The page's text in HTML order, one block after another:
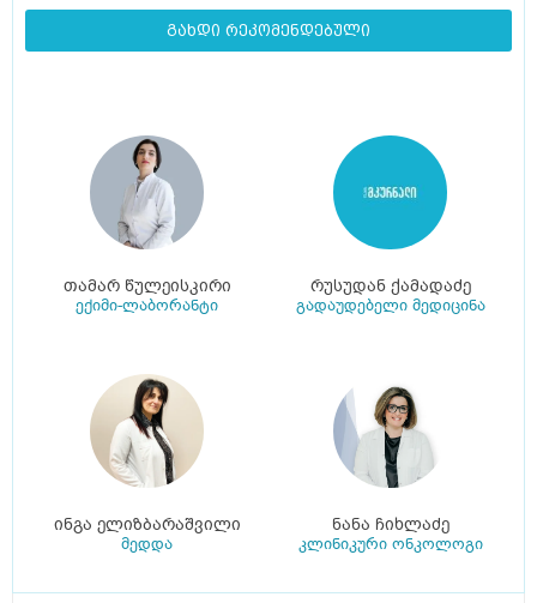
გახდი რეკომენდებული
თამარ წულეისკირი
ექიმი-ლაბორანტი
რუსუდან ქამადაძე
გადაუდებელი მედიცინა
ინგა ელიზბარაშვილი
მედდა
ნანა ჩიხლაძე
კლინიკური ონკოლოგი